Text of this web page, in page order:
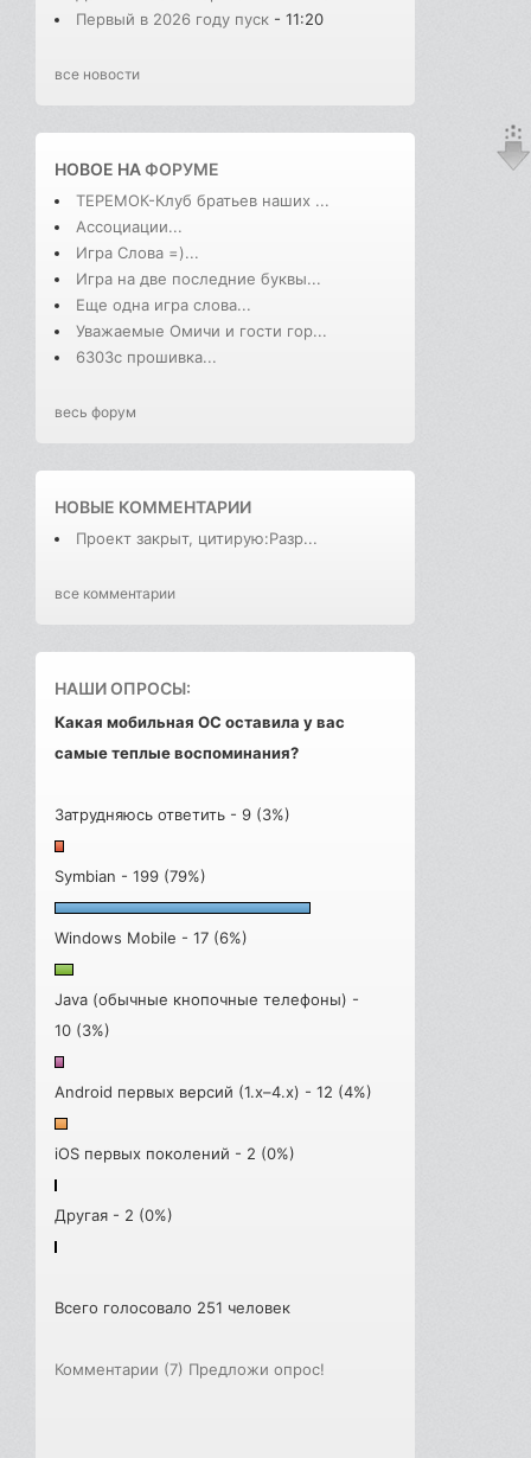
Первый в 2026 году пуск - 11:20
все новости
НОВОЕ НАФОРУМЕ
ТЕРЕМОК-Клуб братьев наших ...
Ассоциации...
Игра Слова =)...
Игра на две последние буквы...
Еще одна игра слова...
Уважаемые Омичи и гости гор...
6303с прошивка...
весь форум
НОВЫЕ КОММЕНТАРИИ
Проект закрыт, цитирую:Разр...
все комментарии
НАШИ ОПРОСЫ:
Какая мобильная ОС оставила у вас
самые теплые воспоминания?
Затрудняюсь ответить - 9 (3%)
Symbian - 199 (79%)
Windows Mobile - 17 (6%)
Java (обычные кнопочные телефоны) -
10 (3%)
Android первых версий (1.x–4.x) - 12 (4%)
iOS первых поколений - 2 (0%)
Другая - 2 (0%)
Всего голосовало 251 человек
Комментарии (7) Предложи опрос!